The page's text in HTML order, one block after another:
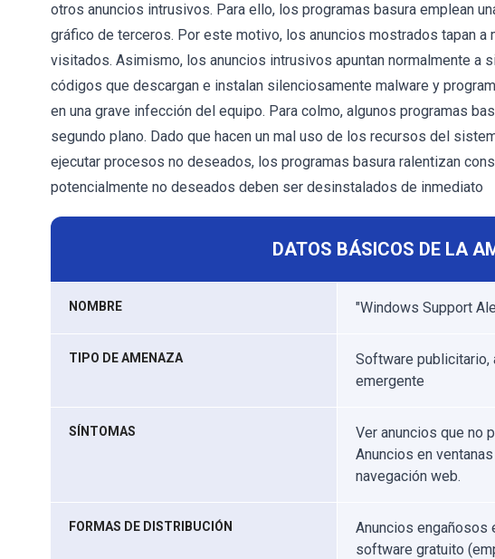
otros anuncios intrusivos. Para ello, los programas basura emplean
gráfico de terceros. Por este motivo, los anuncios mostrados tapan
visitados. Asimismo, los anuncios intrusivos apuntan normalmente a
códigos que descargan e instalan silenciosamente malware y
en una grave infección del equipo. Para colmo, algunos programas
segundo plano. Dado que hacen un mal uso de los recursos del
ejecutar procesos no deseados, los programas basura ralentizan
potencialmente no deseados deben ser desinstalados de inmediato
DATOS BÁSICOS DE LA
NOMBRE "Windows Support
TIPO DE AMENAZA
Software publicitario,
emergente
SÍNTOMAS
Ver anuncios que no
Anuncios en
navegación web.
FORMAS DE DISTRIBUCIÓN
Anuncios engañosos
software gratuito